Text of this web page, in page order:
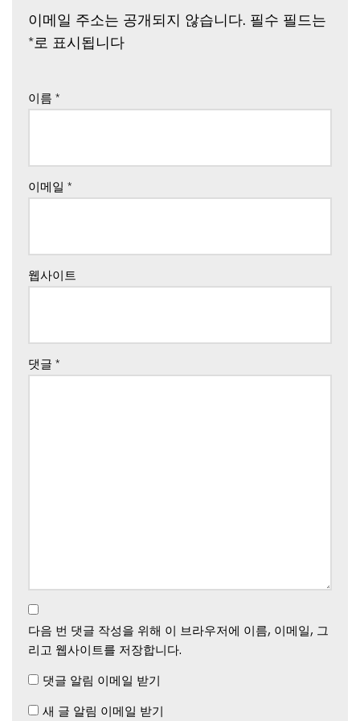
이메일 주소는 공개되지 않습니다. 필수 필드는
*로 표시됩니다
이름 *
이메일 *
웹사이트
댓글 *
다음 번 댓글 작성을 위해 이 브라우저에 이름, 이메일, 그
리고 웹사이트를 저장합니다.
댓글 알림 이메일 받기
새 글 알림 이메일 받기